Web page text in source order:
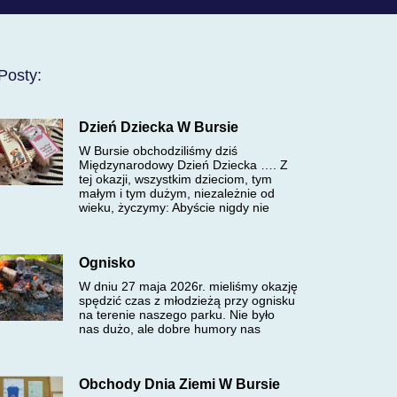
Dzień Dziecka W Bursie
W Bursie obchodziliśmy dziś
Międzynarodowy Dzień Dziecka …. Z
tej okazji, wszystkim dzieciom, tym
małym i tym dużym, niezależnie od
wieku, życzymy: Abyście nigdy nie
Ognisko
W dniu 27 maja 2026r. mieliśmy okazję
spędzić czas z młodzieżą przy ognisku
na terenie naszego parku. Nie było
nas dużo, ale dobre humory nas
Obchody Dnia Ziemi W Bursie